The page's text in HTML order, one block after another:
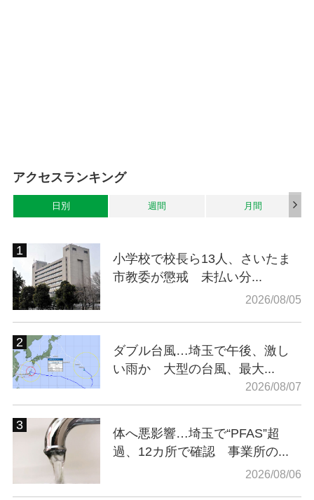
アクセスランキング
日別 週間 月間
小学校で校長ら13人、さいたま
市教委が懲戒 未払い分...
2026/08/05
ダブル台風…埼玉で午後、激し
い雨か 大型の台風、最大...
2026/08/07
体へ悪影響…埼玉で“PFAS”超
過、12カ所で確認 事業所の...
2026/08/06